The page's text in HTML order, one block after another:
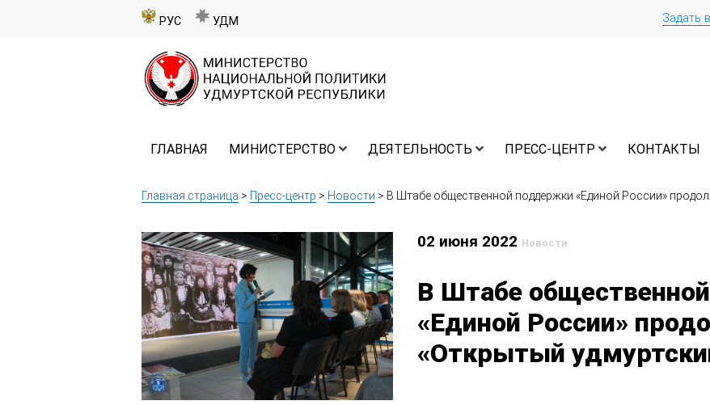
РУС УДМ Задать
ГЛАВНАЯ МИНИСТЕРСТВО ДЕЯТЕЛЬНОСТЬ ПРЕСС-ЦЕНТР КОНТАКТЫ
Главная страница > Пресс-центр > Новости > В Штабе общественной поддержки «Единой России»
02 июня 2022 Новости
В Штабе
«Единой России»
«Открытый